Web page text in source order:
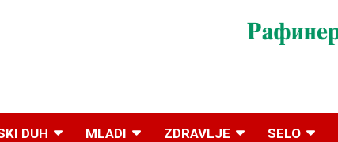
DUH MLADI ZDRAVLJE SELO